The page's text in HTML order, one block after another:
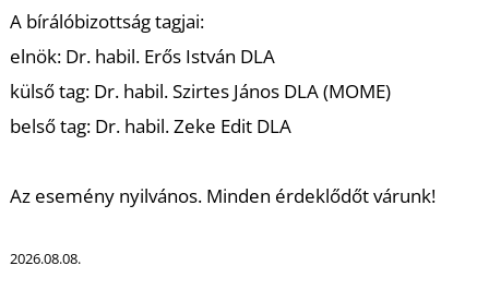
A bírálóbizottság tagjai:
elnök: Dr. habil. Erős István DLA
külső tag: Dr. habil. Szirtes János DLA (MOME)
belső tag: Dr. habil. Zeke Edit DLA
Az esemény nyilvános. Minden érdeklődőt várunk!
2026.08.08.